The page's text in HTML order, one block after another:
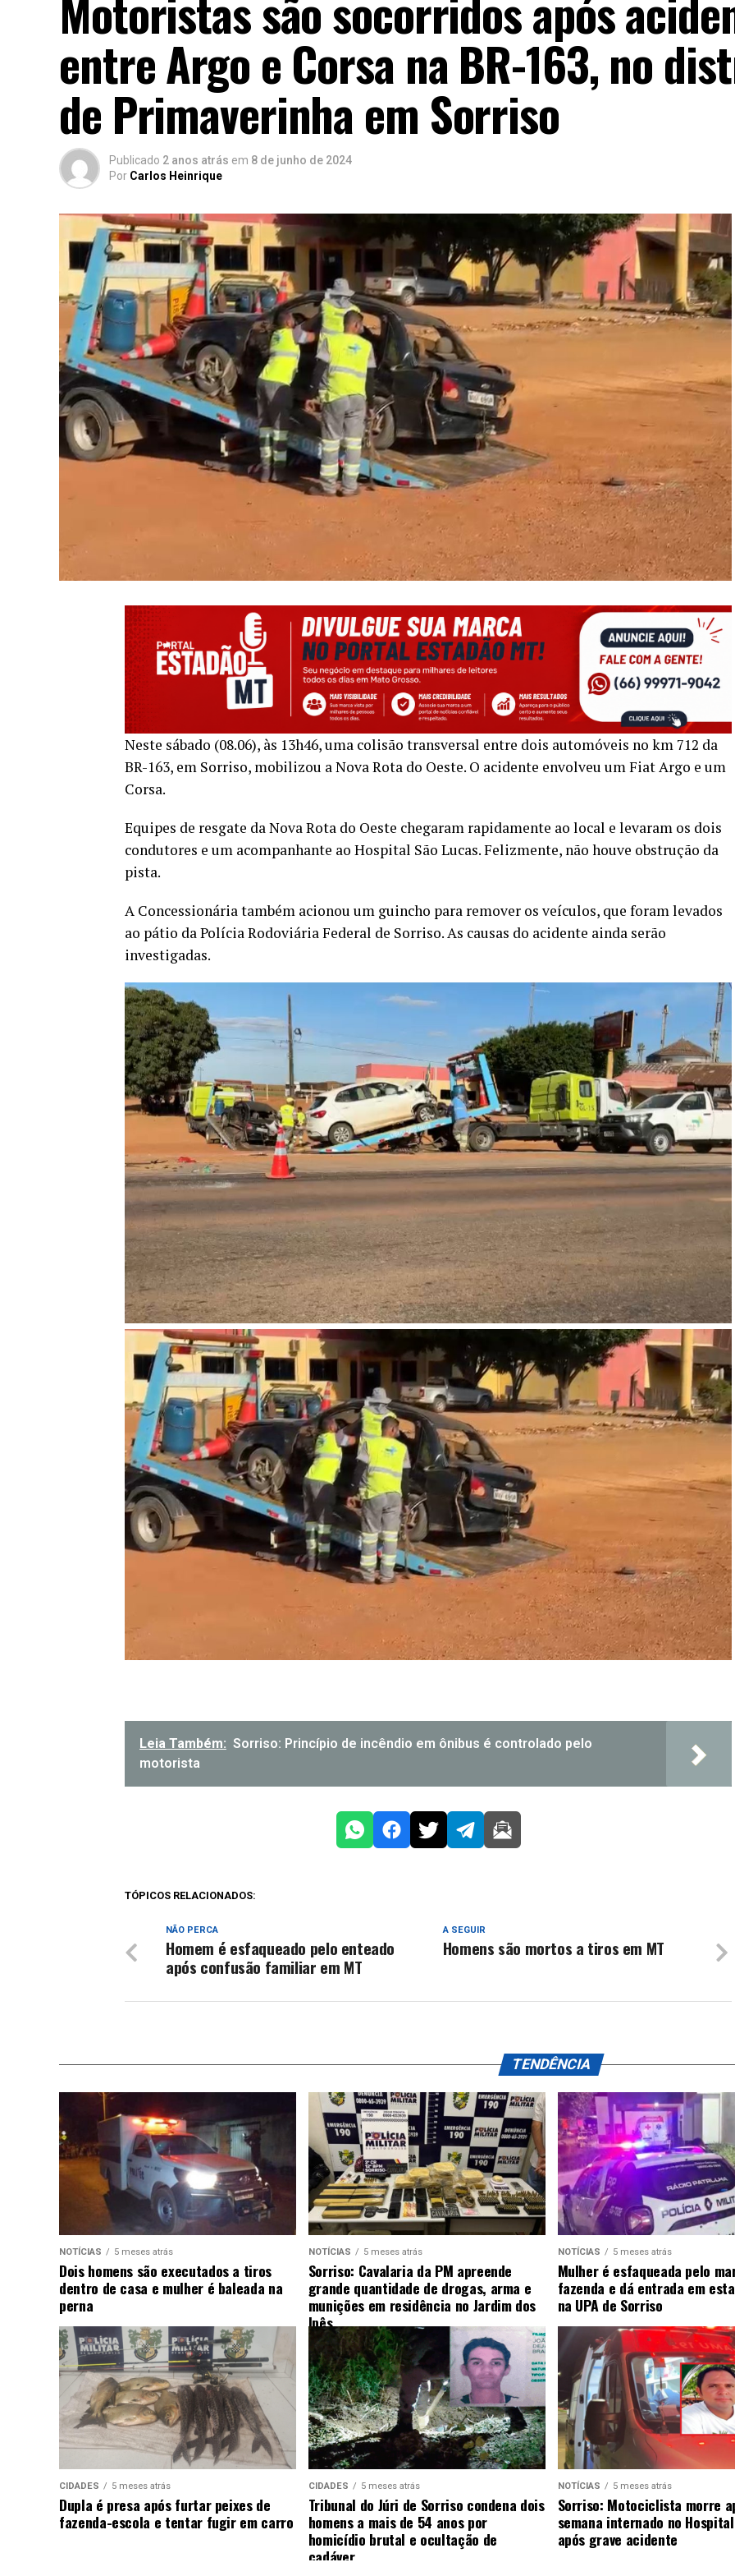
entre Argo e Corsa na BR-163, no
de Primaverinha em Sorriso
Publicado 2 anos atrás em 8 de junho de 2024
Por Carlos Heinrique
Neste sábado (08.06), às 13h46, uma colisão transversal entre dois automóveis no km 712 da
BR-163, em Sorriso, mobilizou a Nova Rota do Oeste. O acidente envolveu um Fiat Argo e um
Corsa.
Equipes de resgate da Nova Rota do Oeste chegaram rapidamente ao local e levaram os dois
condutores e um acompanhante ao Hospital São Lucas. Felizmente, não houve obstrução da
pista.
A Concessionária também acionou um guincho para remover os veículos, que foram levados
ao pátio da Polícia Rodoviária Federal de Sorriso. As causas do acidente ainda serão
investigadas.
Leia Também: Sorriso: Princípio de incêndio em ônibus é controlado pelo
motorista
TÓPICOS RELACIONADOS:
A SEGUIR
Homens são mortos a tiros em MT
NÃO PERCA
Homem é esfaqueado pelo enteado
após confusão familiar em MT
TENDÊNCIA
NOTÍCIAS 5 meses atrás
Dois homens são executados a tiros
dentro de casa e mulher é baleada na
perna
NOTÍCIAS 5 meses atrás
Sorriso: Cavalaria da PM apreende
grande quantidade de drogas, arma e
munições em residência no Jardim dos
Ipês
NOTÍCIAS 5 meses atrás
Mulher é esfaqueada pelo
fazenda e dá entrada em
na UPA de Sorriso
CIDADES 5 meses atrás
Dupla é presa após furtar peixes de
fazenda-escola e tentar fugir em carro
CIDADES 5 meses atrás
Tribunal do Júri de Sorriso condena dois
homens a mais de 54 anos por
homicídio brutal e ocultação de
cadáver
NOTÍCIAS 5 meses atrás
Sorriso: Motociclista morre
semana internado no
após grave acidente